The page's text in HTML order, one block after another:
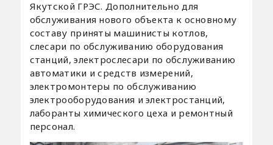
Якутской ГРЭС. Дополнительно для
обслуживания нового объекта к основному
составу приняты машинисты котлов,
слесари по обслуживанию оборудования
станций, электрослесари по обслуживанию
автоматики и средств измерений,
электромонтеры по обслуживанию
электрооборудования и электростанций,
лаборанты химического цеха и ремонтный
персонал.